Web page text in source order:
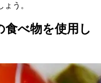
う。
食べ物を使用し